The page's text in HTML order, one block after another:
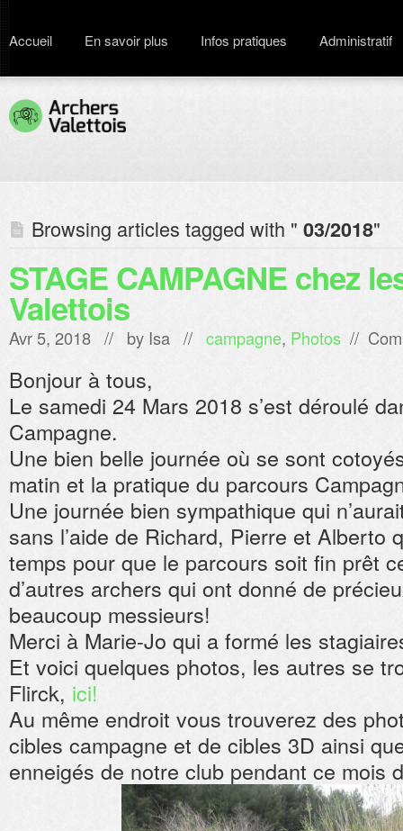
Accueil En savoir plus Infos pratiques Administratif
Browsing articles tagged with " 03/2018"
STAGE CAMPAGNE chez
Valettois
Avr 5, 2018 // by Isa // campagne, Photos //
Bonjour à tous,
Le samedi 24 Mars 2018 s’est déroulé
Campagne.
Une bien belle journée où se sont
matin et la pratique du parcours
Une journée bien sympathique qui
sans l’aide de Richard, Pierre et Alberto
temps pour que le parcours soit fin prêt
d’autres archers qui ont donné de
beaucoup messieurs!
Merci à Marie-Jo qui a formé les
Et voici quelques photos, les autres se
Flirck, ici!
Au même endroit vous trouverez des
cibles campagne et de cibles 3D ainsi
enneigés de notre club pendant ce mois